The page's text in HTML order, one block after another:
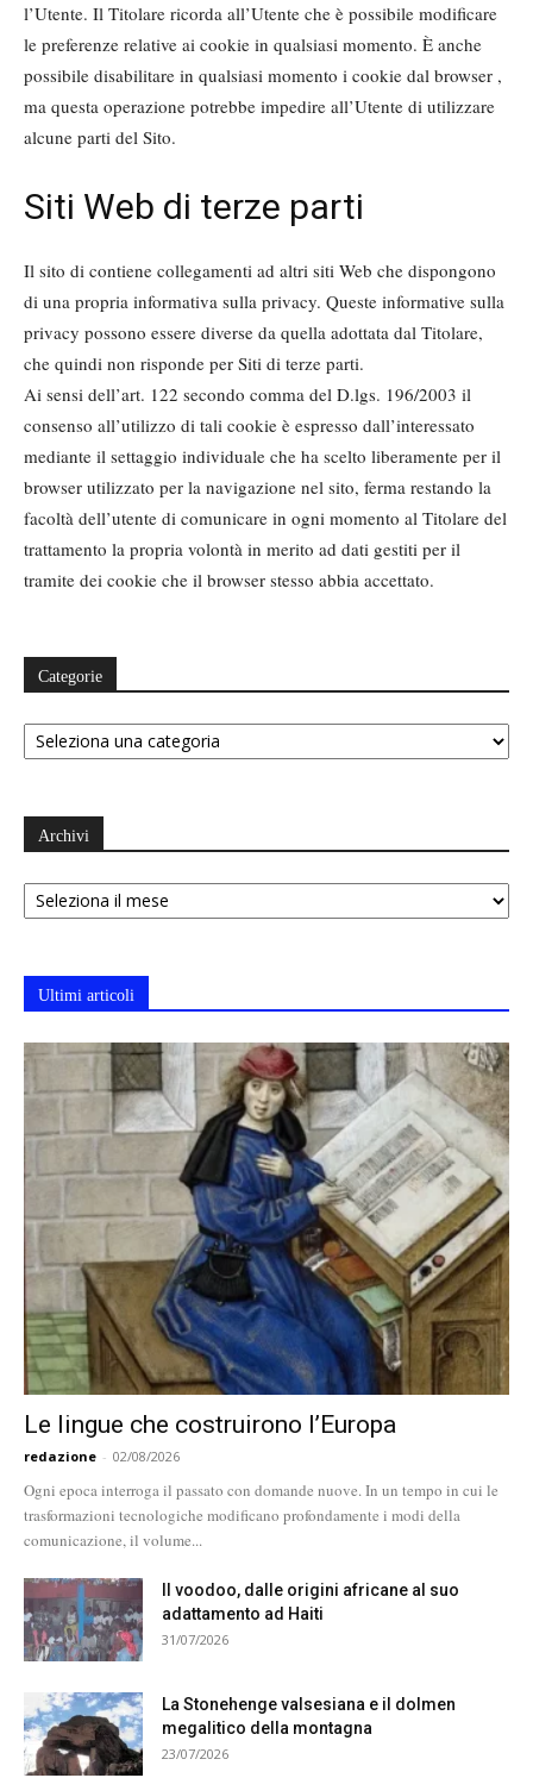
l’Utente. Il Titolare ricorda all’Utente che è possibile modificare
le preferenze relative ai cookie in qualsiasi momento. È anche
possibile disabilitare in qualsiasi momento i cookie dal browser ,
ma questa operazione potrebbe impedire all’Utente di utilizzare
alcune parti del Sito.
Siti Web di terze parti
Il sito di contiene collegamenti ad altri siti Web che dispongono
di una propria informativa sulla privacy. Queste informative sulla
privacy possono essere diverse da quella adottata dal Titolare,
che quindi non risponde per Siti di terze parti.
Ai sensi dell’art. 122 secondo comma del D.lgs. 196/2003 il
consenso all’utilizzo di tali cookie è espresso dall’interessato
mediante il settaggio individuale che ha scelto liberamente per il
browser utilizzato per la navigazione nel sito, ferma restando la
facoltà dell’utente di comunicare in ogni momento al Titolare del
trattamento la propria volontà in merito ad dati gestiti per il
tramite dei cookie che il browser stesso abbia accettato.
Categorie
Categorie
Archivi
Archivi
Ultimi articoli
Le lingue che costruirono l’Europa
redazione - 02/08/2026
Ogni epoca interroga il passato con domande nuove. In un tempo in cui le
trasformazioni tecnologiche modificano profondamente i modi della
comunicazione, il volume...
Il voodoo, dalle origini africane al suo
adattamento ad Haiti
31/07/2026
La Stonehenge valsesiana e il dolmen
megalitico della montagna
23/07/2026